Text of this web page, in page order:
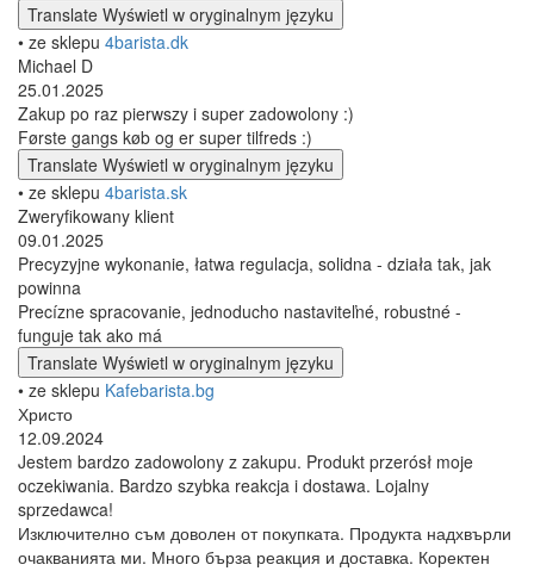
Translate Wyświetl w oryginalnym języku
• ze sklepu 4barista.dk
Michael D
25.01.2025
Zakup po raz pierwszy i super zadowolony :)
Første gangs køb og er super tilfreds :)
Translate Wyświetl w oryginalnym języku
• ze sklepu 4barista.sk
Zweryfikowany klient
09.01.2025
Precyzyjne wykonanie, łatwa regulacja, solidna - działa tak, jak
powinna
Precízne spracovanie, jednoducho nastaviteľné, robustné -
funguje tak ako má
Translate Wyświetl w oryginalnym języku
• ze sklepu Kafebarista.bg
Христо
12.09.2024
Jestem bardzo zadowolony z zakupu. Produkt przerósł moje
oczekiwania. Bardzo szybka reakcja i dostawa. Lojalny
sprzedawca!
Изключително съм доволен от покупката. Продукта надхвърли
очакванията ми. Много бърза реакция и доставка. Коректен